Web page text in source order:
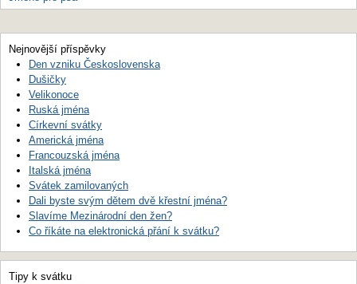
Nejnovější příspěvky
Den vzniku Československa
Dušičky
Velikonoce
Ruská jména
Církevní svátky
Americká jména
Francouzská jména
Italská jména
Svátek zamilovaných
Dali byste svým dětem dvě křestní jména?
Slavíme Mezinárodní den žen?
Co říkáte na elektronická přání k svátku?
Tipy k svátku